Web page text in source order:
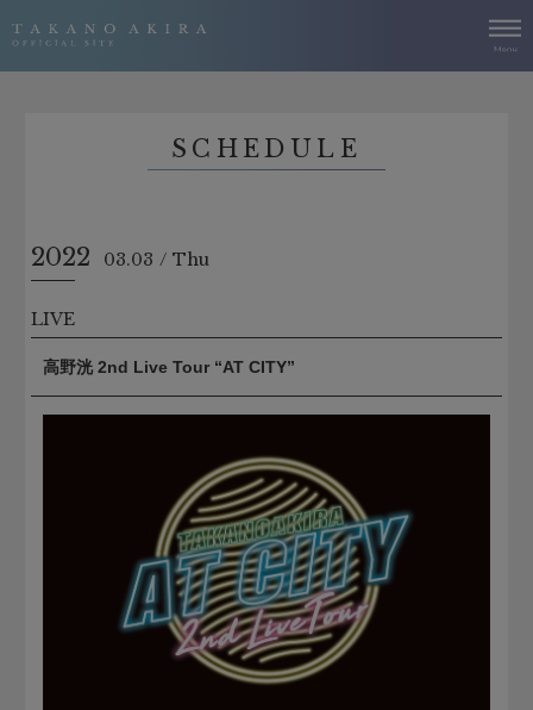
SCHEDULE
2022 03.03 Thu
LIVE
高野洸 2nd Live Tour “AT CITY”